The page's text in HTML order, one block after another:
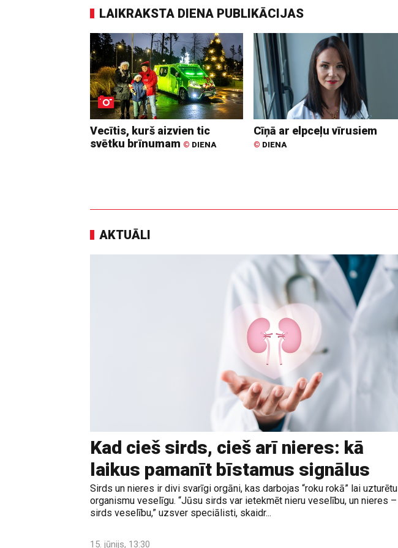
LAIKRAKSTA DIENA PUBLIKĀCIJAS
Vecītis, kurš aizvien tic
svētku brīnumam © DIENA
Cīņā ar elpceļu vīrusiem
© DIENA
AKTUĀLI
Kad cieš sirds, cieš arī nieres: kā
laikus pamanīt bīstamus signālus
Sirds un nieres ir divi svarīgi orgāni, kas darbojas “roku rokā” lai uzturētu
organismu veselīgu. “Jūsu sirds var ietekmēt nieru veselību, un nieres –
sirds veselību,” uzsver speciālisti, skaidr...
15. jūnijs, 13:30